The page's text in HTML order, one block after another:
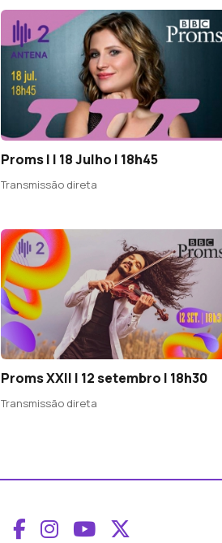
Proms I | 18 Julho | 18h45
Transmissão direta
Proms XXII | 12 setembro | 18h30
Transmissão direta
Aceder ao
Aceder ao
Aceder ao
Aceder